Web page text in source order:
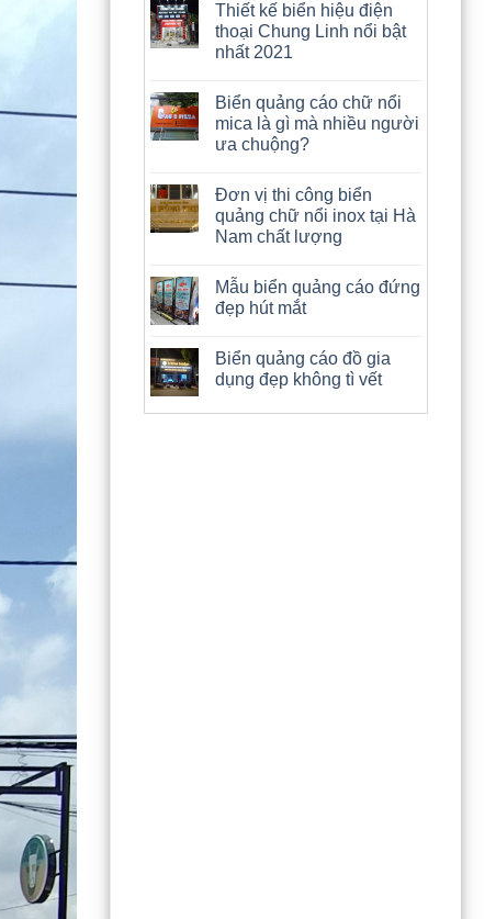
Thiết kế biển hiệu điện
thoại Chung Linh nổi bật
nhất 2021
Biển quảng cáo chữ nổi
mica là gì mà nhiều người
ưa chuộng?
Đơn vị thi công biển
quảng chữ nổi inox tại Hà
Nam chất lượng
Mẫu biển quảng cáo đứng
đẹp hút mắt
Biển quảng cáo đồ gia
dụng đẹp không tì vết